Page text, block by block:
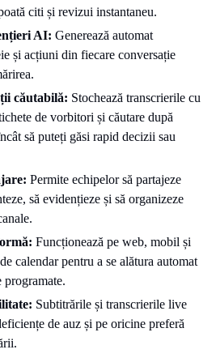
citi și revizui instantaneu.
AI: Generează automat
și acțiuni din fiecare conversație
căutabilă: Stochează transcrierile cu
de vorbitori și căutare după
să puteți găsi rapid decizii sau
Permite echipelor să partajeze
să evidențieze și să organizeze
Funcționează pe web, mobil și
calendar pentru a se alătura automat
Subtitrările și transcrierile live
de auz și pe oricine preferă